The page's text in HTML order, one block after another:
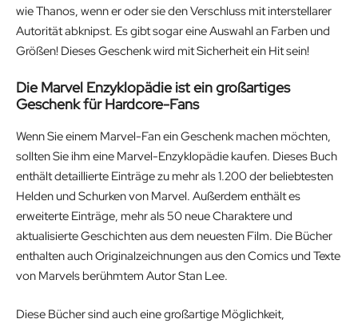
wie Thanos, wenn er oder sie den Verschluss mit interstellarer
Autorität abknipst. Es gibt sogar eine Auswahl an Farben und
Größen! Dieses Geschenk wird mit Sicherheit ein Hit sein!
Die Marvel Enzyklopädie ist ein großartiges
Geschenk für Hardcore-Fans
Wenn Sie einem Marvel-Fan ein Geschenk machen möchten,
sollten Sie ihm eine Marvel-Enzyklopädie kaufen. Dieses Buch
enthält detaillierte Einträge zu mehr als 1.200 der beliebtesten
Helden und Schurken von Marvel. Außerdem enthält es
erweiterte Einträge, mehr als 50 neue Charaktere und
aktualisierte Geschichten aus dem neuesten Film. Die Bücher
enthalten auch Originalzeichnungen aus den Comics und Texte
von Marvels berühmtem Autor Stan Lee.
Diese Bücher sind auch eine großartige Möglichkeit,